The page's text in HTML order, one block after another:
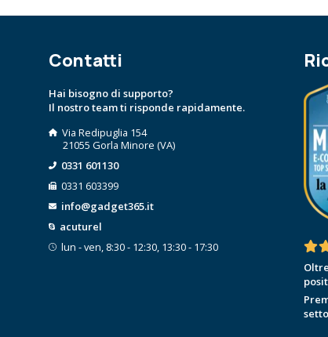
Contatti
Hai bisogno di supporto?
Il nostro team ti risponde rapidamente.
Via Redipuglia 154
21055 Gorla Minore (VA)
0331 601130
0331 603399
info@gadget365.it
acuturel
lun - ven, 8:30 - 12:30, 13:30 - 17:30